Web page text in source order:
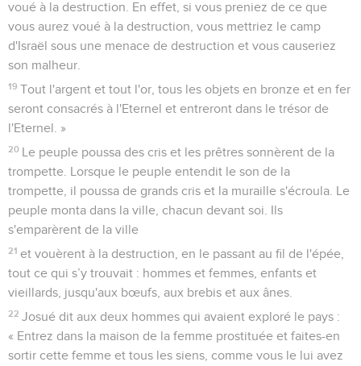
voué à la destruction. En effet, si vous preniez de ce que
vous aurez voué à la destruction, vous mettriez le camp
d'Israël sous une menace de destruction et vous causeriez
son malheur.
19 Tout l'argent et tout l'or, tous les objets en bronze et en fer
seront consacrés à l'Eternel et entreront dans le trésor de
l'Eternel. »
20
Le peuple poussa des cris et les prêtres sonnèrent de la
trompette. Lorsque le peuple entendit le son de la
trompette, il poussa de grands cris et la muraille s'écroula. Le
peuple monta dans la ville, chacun devant soi. Ils
s'emparèrent de la ville
21 et vouèrent à la destruction, en le passant au fil de l'épée,
tout ce qui s’y trouvait : hommes et femmes, enfants et
vieillards, jusqu'aux bœufs, aux brebis et aux ânes.
22 Josué dit aux deux hommes qui avaient exploré le pays :
« Entrez dans la maison de la femme prostituée et faites-en
sortir cette femme et tous les siens, comme vous le lui avez